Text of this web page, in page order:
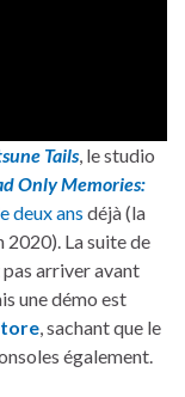
Tails, le studio
Only Memories:
deux ans déjà (la
2020). La suite de
arriver avant
une démo est
, sachant que le
également.